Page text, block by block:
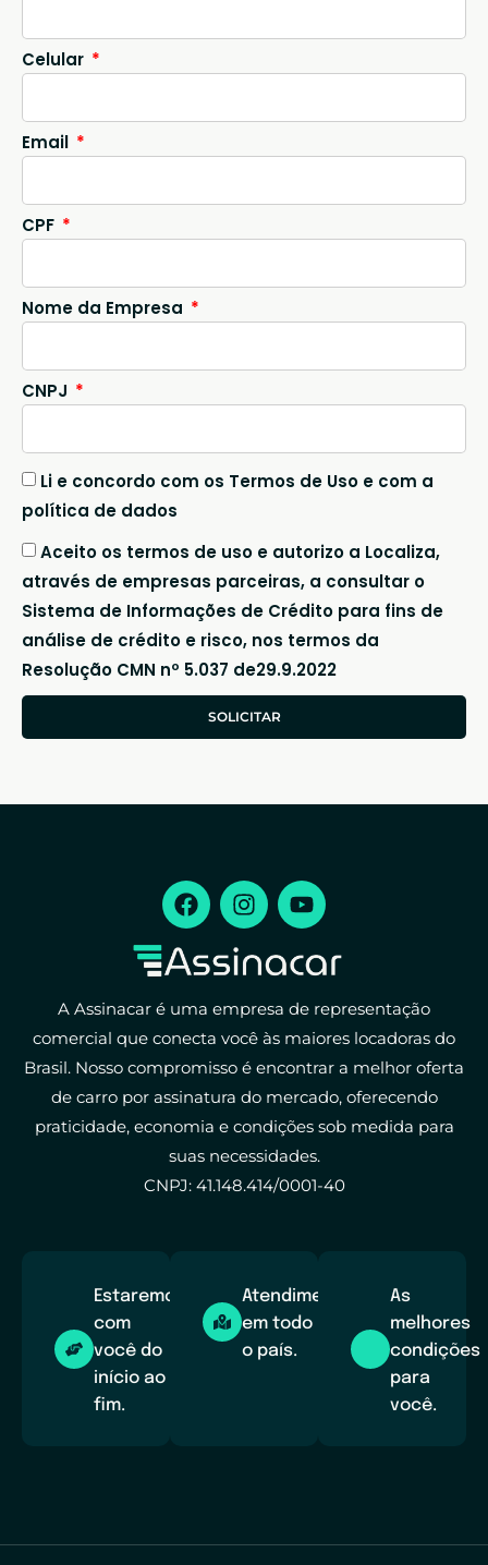
Celular
Email
CPF
Nome da Empresa
CNPJ
Li e concordo com os Termos de Uso e com a
política de dados
Aceito os termos de uso e autorizo a Localiza,
através de empresas parceiras, a consultar o
Sistema de Informações de Crédito para fins de
análise de crédito e risco, nos termos da
Resolução CMN nº 5.037 de29.9.2022
SOLICITAR
A Assinacar é uma empresa de representação
comercial que conecta você às maiores locadoras do
Brasil. Nosso compromisso é encontrar a melhor oferta
de carro por assinatura do mercado, oferecendo
praticidade, economia e condições sob medida para
suas necessidades.
CNPJ: 41.148.414/0001-40
Estaremos
com
você do
início ao
fim.
Atendimento
em todo
o país.
As
melhores
condições
para
você.